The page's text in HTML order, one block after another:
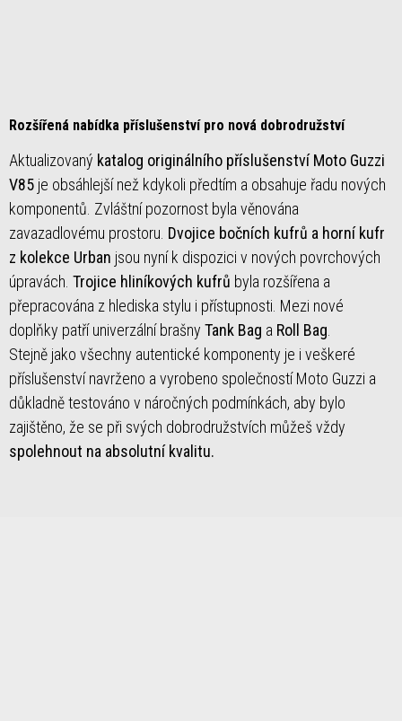
Rozšířená nabídka příslušenství pro nová dobrodružství
Aktualizovaný katalog originálního příslušenství Moto Guzzi
V85 je obsáhlejší než kdykoli předtím a obsahuje řadu nových
komponentů. Zvláštní pozornost byla věnována
zavazadlovému prostoru. Dvojice bočních kufrů a horní kufr
z kolekce Urban jsou nyní k dispozici v nových povrchových
úpravách. Trojice hliníkových kufrů byla rozšířena a
přepracována z hlediska stylu i přístupnosti. Mezi nové
doplňky patří univerzální brašny Tank Bag a Roll Bag
Stejně jako všechny autentické komponenty je i veškeré
příslušenství navrženo a vyrobeno společností Moto Guzzi a
důkladně testováno v náročných podmínkách, aby bylo
zajištěno, že se při svých dobrodružstvích můžeš vždy
spolehnout na absolutní kvalitu.